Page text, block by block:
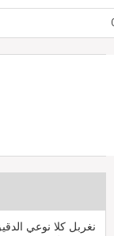
نغربل كلا نوعي